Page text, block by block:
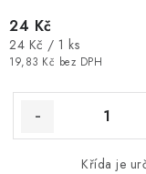
19,83 Kč bez DPH
24 Kč
Měrná
cena:
24 Kč / 1 ks
Křída je